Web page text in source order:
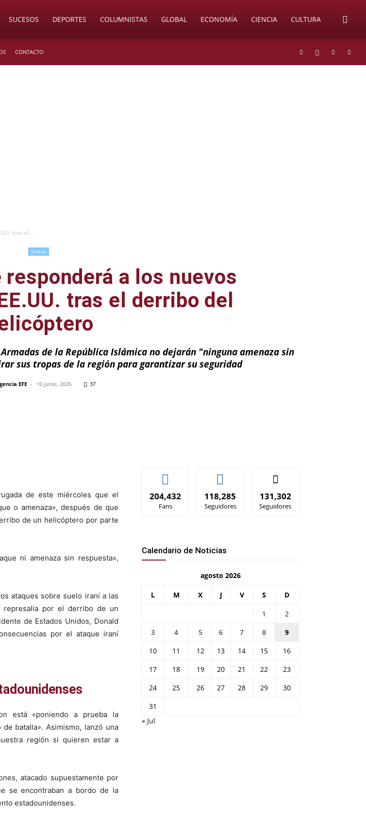
SUCESOS DEPORTES COLUMNISTAS GLOBAL ECONOMÍA CIENCIA CULTURA
CONTACTO
tras el...
Global
a los nuevos
tras el derribo del
de la República Islámica no dejarán "ninguna amenaza sin
sus tropas de la región para garantizar su seguridad
EFE - 10 junio, 2026 37
de este miércoles que el
o amenaza», después de que
de un helicóptero por parte
ni amenaza sin respuesta»,
ataques sobre suelo iraní a las
represalia por el derribo de un
de Estados Unidos, Donald
por el ataque iraní
está «poniendo a prueba la
batalla». Asimismo, lanzó una
región si quieren estar a
atacado supuestamente por
se encontraban a bordo de la
estadounidenses.
204,432
Fans
118,285
Seguidores
131,302
Seguidores
Calendario de Noticias
agosto 2026
L M X J V S D
1
2
3
4 5 6 7 8
9
10
11 12 13 14 15
16
17
18 19 20 21 22
23
24
25 26 27 28 29
30
31
« Jul